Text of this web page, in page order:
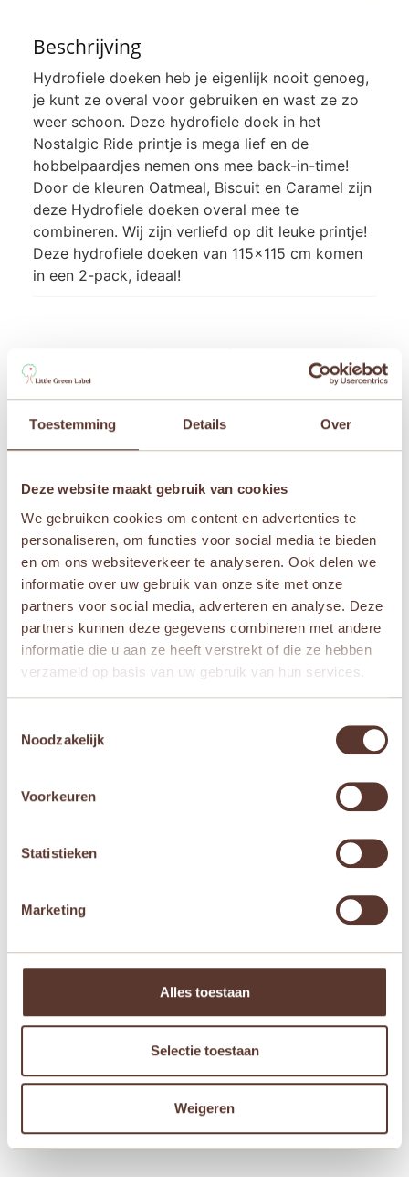
Toestemming Details Over
Deze website maakt gebruik van cookies
We gebruiken cookies om content en advertenties te
personaliseren, om functies voor social media te bieden
en om ons websiteverkeer te analyseren. Ook delen we
informatie over uw gebruik van onze site met onze
partners voor social media, adverteren en analyse. Deze
partners kunnen deze gegevens combineren met andere
informatie die u aan ze heeft verstrekt of die ze hebben
verzameld op basis van uw gebruik van hun services.
Noodzakelijk
Voorkeuren
Statistieken
Marketing
Alles toestaan
Selectie toestaan
Weigeren
Beschrijving
Hydrofiele doeken heb je eigenlijk nooit genoeg,
je kunt ze overal voor gebruiken en wast ze zo
weer schoon. Deze hydrofiele doek in het
Nostalgic Ride printje is mega lief en de
hobbelpaardjes nemen ons mee back-in-time!
Door de kleuren Oatmeal, Biscuit en Caramel zijn
deze Hydrofiele doeken overal mee te
combineren. Wij zijn verliefd op dit leuke printje!
Deze hydrofiele doeken van 115×115 cm komen
in een 2-pack, ideaal!
Afmetingen
115 × 115 cm
Newborn
Merken
Jollein
Gerelateerde producten
Aanbieding!
Lilliputiens – Set eco
19,95
prijs
Aanbieding!
Oorspronkelijke
was:
Huidige
is: